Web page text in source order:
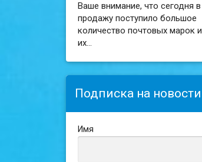
Ваше внимание, что сегодня в
продажу поступило большое
количество почтовых марок и
их...
Подписка на новости
Имя